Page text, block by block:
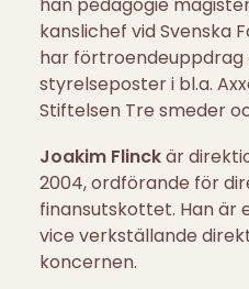
kanslichef vid Svenska
har förtroendeuppdrag
styrelseposter i bl.a.
Stiftelsen Tre smeder
Joakim Flinckär
2004, ordförande för
finansutskottet. Han är
vice verkställande
koncernen.